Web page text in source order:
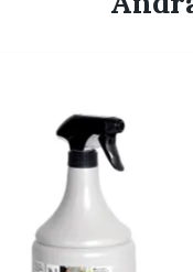
arbeten. För
75 × 75 cm
till